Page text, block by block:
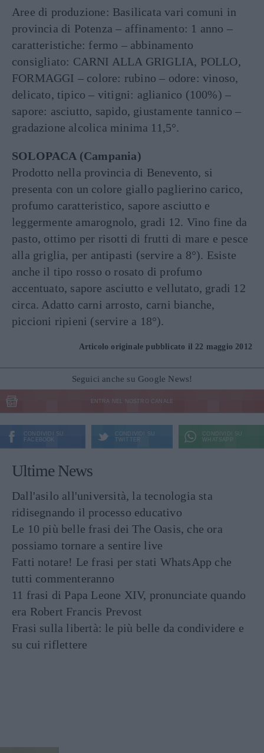
Aree di produzione: Basilicata vari comuni in
provincia di Potenza – affinamento: 1 anno –
caratteristiche: fermo – abbinamento
consigliato: CARNI ALLA GRIGLIA, POLLO,
FORMAGGI – colore: rubino – odore: vinoso,
delicato, tipico – vitigni: aglianico (100%) –
sapore: asciutto, sapido, giustamente tannico –
gradazione alcolica minima 11,5°.
SOLOPACA (Campania)
Prodotto nella provincia di Benevento, si
presenta con un colore giallo paglierino carico,
profumo caratteristico, sapore asciutto e
leggermente amarognolo, gradi 12. Vino fine da
pasto, ottimo per risotti di frutti di mare e pesce
alla griglia, per antipasti (servire a 8°). Esiste
anche il tipo rosso o rosato di profumo
accentuato, sapore asciutto e vellutato, gradi 12
circa. Adatto carni arrosto, carni bianche,
piccioni ripieni (servire a 18°).
Articolo originale pubblicato il 22 maggio 2012
Seguici anche su Google News!
ENTRA NEL NOSTRO CANALE
CONDIVIDI SU
FACEBOOK
CONDIVIDI SU
TWITTER
CONDIVIDI SU
WHATSAPP
Ultime News
Dall'asilo all'università, la tecnologia sta
ridisegnando il processo educativo
Le 10 più belle frasi dei The Oasis, che ora
possiamo tornare a sentire live
Fatti notare! Le frasi per stati WhatsApp che
tutti commenteranno
11 frasi di Papa Leone XIV, pronunciate quando
era Robert Francis Prevost
Frasi sulla libertà: le più belle da condividere e
su cui riflettere